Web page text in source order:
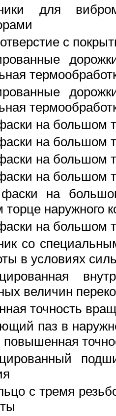
для
с
на большом
на большом
на большом
на большом
на
наружного
на большом
со
в условиях
величин
точность
паз в
повышенная
с тремя